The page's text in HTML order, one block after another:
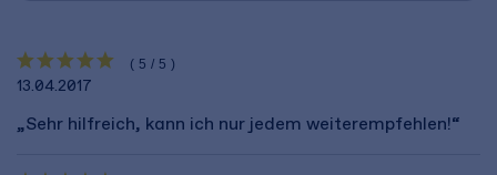
(5/5)
13.04.2017
„Sehr hilfreich, kann ich nur jedem weiterempfehlen!“